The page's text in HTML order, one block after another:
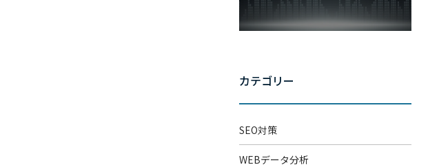
カテゴリー
SEO対策
WEBデータ分析